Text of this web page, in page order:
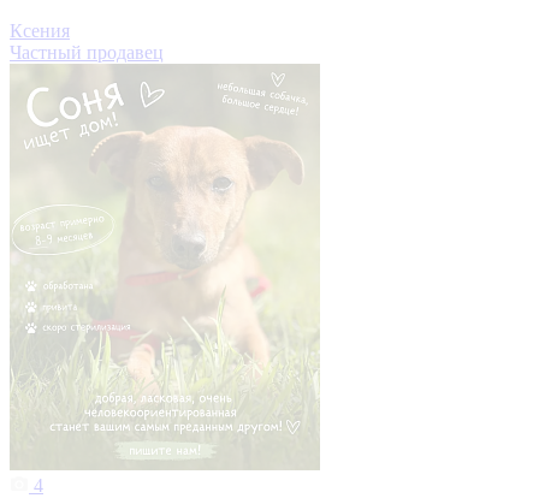
Ксения
Частный продавец
4